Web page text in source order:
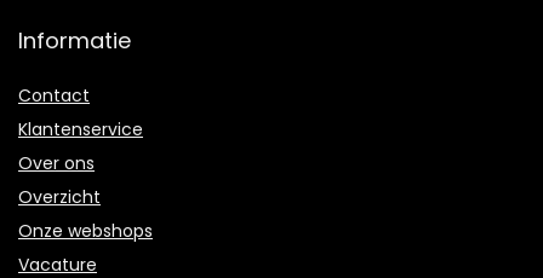
Informatie
Contact
Klantenservice
Over ons
Overzicht
Onze webshops
Vacature